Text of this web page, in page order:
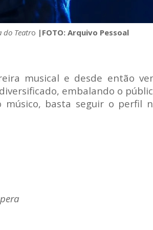
do Teatro |FOTO: Arquivo Pessoal
musical e desde então
embalando o
basta seguir o perfil